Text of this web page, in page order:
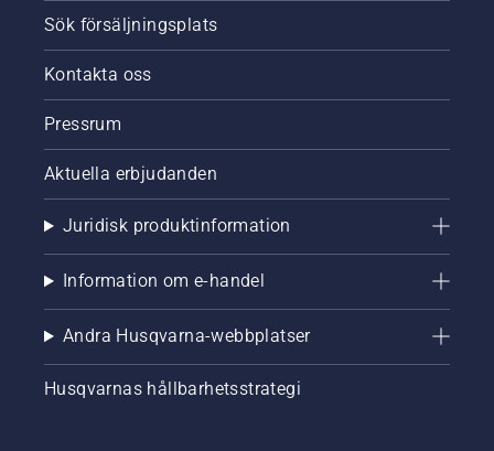
Sök försäljningsplats
Kontakta oss
Pressrum
Aktuella erbjudanden
Juridisk produktinformation
Information om e-handel
Andra Husqvarna-webbplatser
Husqvarnas hållbarhetsstrategi